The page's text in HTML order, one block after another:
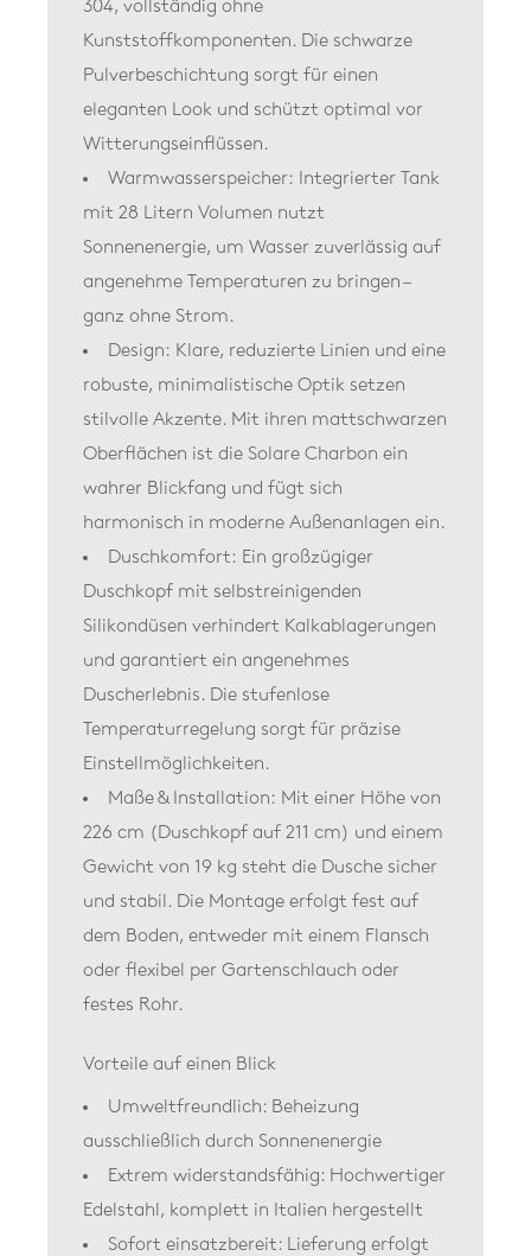
304, vollständig ohne
Kunststoffkomponenten. Die schwarze
Pulverbeschichtung sorgt für einen
eleganten Look und schützt optimal vor
Witterungseinflüssen.
Warmwasserspeicher: Integrierter Tank
mit 28 Litern Volumen nutzt
Sonnenenergie, um Wasser zuverlässig auf
angenehme Temperaturen zu bringen –
ganz ohne Strom.
Design: Klare, reduzierte Linien und eine
robuste, minimalistische Optik setzen
stilvolle Akzente. Mit ihren mattschwarzen
Oberflächen ist die Solare Charbon ein
wahrer Blickfang und fügt sich
harmonisch in moderne Außenanlagen ein.
Duschkomfort: Ein großzügiger
Duschkopf mit selbstreinigenden
Silikondüsen verhindert Kalkablagerungen
und garantiert ein angenehmes
Duscherlebnis. Die stufenlose
Temperaturregelung sorgt für präzise
Einstellmöglichkeiten.
Maße & Installation: Mit einer Höhe von
226 cm (Duschkopf auf 211 cm) und einem
Gewicht von 19 kg steht die Dusche sicher
und stabil. Die Montage erfolgt fest auf
dem Boden, entweder mit einem Flansch
oder flexibel per Gartenschlauch oder
festes Rohr.
Vorteile auf einen Blick
Umweltfreundlich: Beheizung
ausschließlich durch Sonnenenergie
Extrem widerstandsfähig: Hochwertiger
Edelstahl, komplett in Italien hergestellt
Sofort einsatzbereit: Lieferung erfolgt